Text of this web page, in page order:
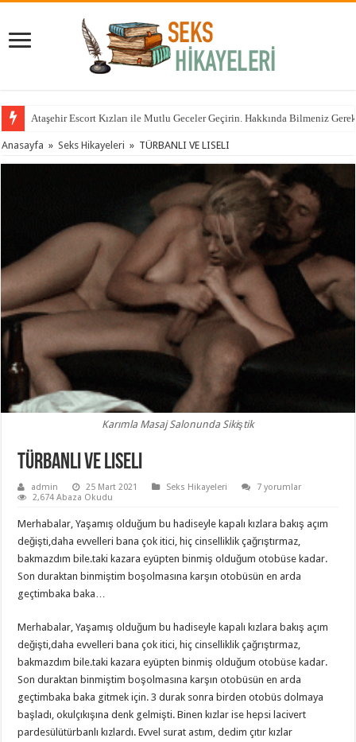
Ataşehir Escort Kızları ile Mutlu Geceler Geçirin. Hakkında Bilmeniz
Anasayfa » Seks Hikayeleri » TÜRBANLI VE LISELI
Karımla Masaj Salonunda Sikiştik
TÜRBANLI VE LISELI
admin 25 Mart 2021 Seks Hikayeleri
7 yorumlar
2,674 Abaza Okudu
Merhabalar, Yaşamış olduğum bu hadiseyle kapalı kızlara bakış açım
değişti,daha evvelleri bana çok itici, hiç cinselliklik çağrıştırmaz,
bakmazdım bile.taki kazara eyüpten binmiş olduğum otobüse kadar.
Son duraktan binmiştim boşolmasına karşın otobüsün en arda
geçtimbaka baka…
Merhabalar, Yaşamış olduğum bu hadiseyle kapalı kızlara bakış açım
değişti,daha evvelleri bana çok itici, hiç cinselliklik çağrıştırmaz,
bakmazdım bile.taki kazara eyüpten binmiş olduğum otobüse kadar.
Son duraktan binmiştim boşolmasına karşın otobüsün en arda
geçtimbaka baka gitmek için. 3 durak sonra birden otobüs dolmaya
başladı, okulçıkışına denk gelmişti. Binen kızlar ise hepsi lacivert
pardesülütürbanlı kızlardı. Evvel surat astım, dedim çıtır kızlar